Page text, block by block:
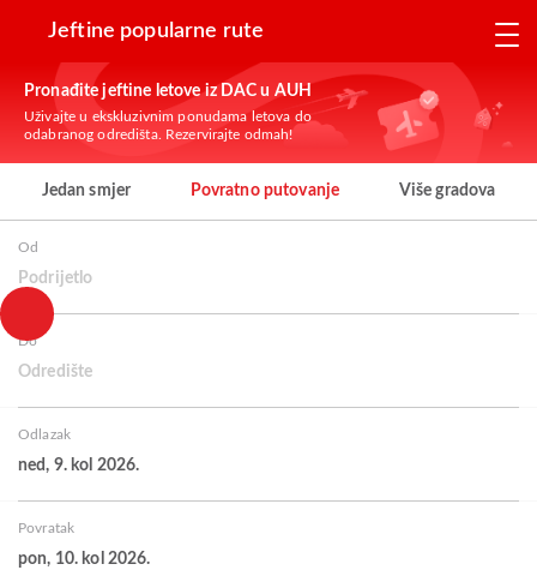
Jeftine popularne rute
Pronađite jeftine letove iz DAC u AUH
Uživajte u ekskluzivnim ponudama letova do
odabranog odredišta. Rezervirajte odmah!
Jedan smjer Povratno putovanje Više gradova
Od
Podrijetlo
Do
Odredište
Odlazak
ned, 9. kol 2026.
Povratak
pon, 10. kol 2026.